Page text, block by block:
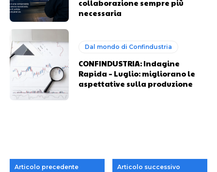
collaborazione sempre più
necessaria
Dal mondo di Confindustria
CONFINDUSTRIA: Indagine
Rapida – Luglio: migliorano le
aspettative sulla produzione
Articolo precedente Articolo successivo